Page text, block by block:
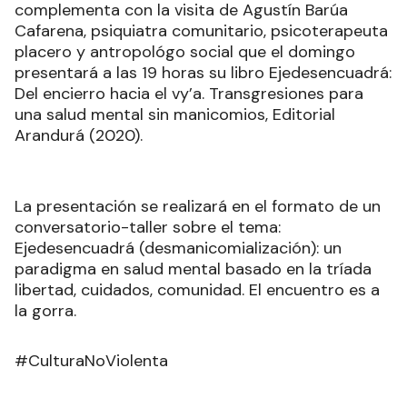
complementa con la visita de Agustín Barúa
Cafarena, psiquiatra comunitario, psicoterapeuta
placero y antropológo social que el domingo
presentará a las 19 horas su libro Ejedesencuadrá:
Del encierro hacia el vy’a. Transgresiones para
una salud mental sin manicomios, Editorial
Arandurá (2020).
La presentación se realizará en el formato de un
conversatorio-taller sobre el tema:
Ejedesencuadrá (desmanicomialización): un
paradigma en salud mental basado en la tríada
libertad, cuidados, comunidad. El encuentro es a
la gorra.
#CulturaNoViolenta